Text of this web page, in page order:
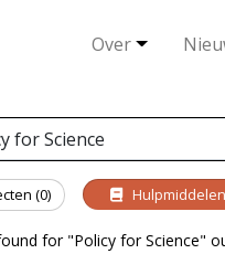
Over
(0)
for "Policy for Science"